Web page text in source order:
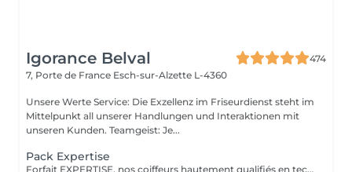
Igorance Belval
474
7, Porte de France Esch-sur-Alzette L-4360
Unsere Werte Service: Die Exzellenz im Friseurdienst steht im
Mittelpunkt all unserer Handlungen und Interaktionen mit
unseren Kunden. Teamgeist: Je...
Pack Expertise
Forfait EXPERTISE, nos coiffeurs hautement qualifiés en technique anglo-saxonne, en formation continu et diplômés d’une académie anglaise à Paris. Vous offre une séance d’une heure avec votre coach en suivi beauté. Ce pack inclus : 1 h de prestation Un diagnostique personnalisé Shampoing spécifique Haircare Conditioner spécifique Produit de coiffage Coupe Styling Produit de finition